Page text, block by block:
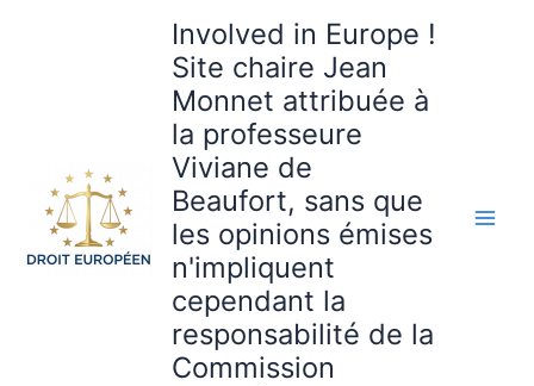
Involved in Europe !
Site chaire Jean
Monnet attribuée à
la professeure
Viviane de
Beaufort, sans que
les opinions émises
n'impliquent
cependant la
responsabilité de la
Commission